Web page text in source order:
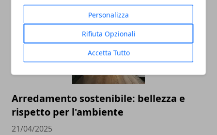
Personalizza
Rifiuta Opzionali
Accetta Tutto
Arredamento sostenibile: bellezza e
rispetto per l'ambiente
21/04/2025